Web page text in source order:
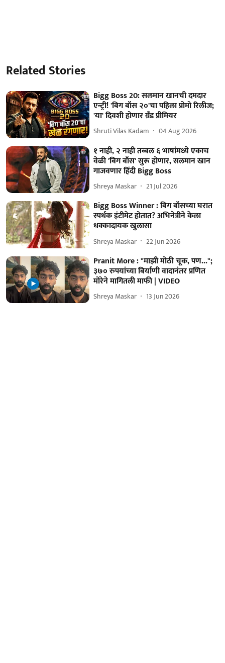
Related Stories
Bigg Boss 20: सलमान खानची दमदार
एन्ट्री! 'बिग बॉस २०'चा पहिला प्रोमो रिलीज;
'या' दिवशी होणार ग्रँड प्रीमियर
Shruti Vilas Kadam 04 Aug 2026
१ नाही, २ नाही तब्बल ६ भाषांमध्ये एकाच
वेळी 'बिग बॉस' सुरू होणार, सलमान खान
गाजवणार हिंदी Bigg Boss
Shreya Maskar 21 Jul 2026
Bigg Boss Winner : बिग बॉसच्या घरात
स्पर्धक इंटीमेट होतात? अभिनेत्रीने केला
धक्कादायक खुलासा
Shreya Maskar 22 Jun 2026
Pranit More : "माझी मोठी चूक, पण...";
३७० रुपयांच्या बिर्याणी वादानंतर प्रणित
मोरेने मागितली माफी | VIDEO
Shreya Maskar 13 Jun 2026